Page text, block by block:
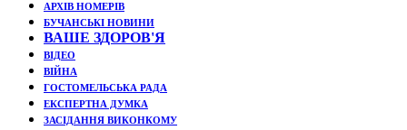
АРХІВ НОМЕРІВ
БУЧАНСЬКІ НОВИНИ
ВАШЕ ЗДОРОВ'Я
ВІДЕО
ВІЙНА
ГОСТОМЕЛЬСЬКА РАДА
ЕКСПЕРТНА ДУМКА
ЗАСІДАННЯ ВИКОНКОМУ